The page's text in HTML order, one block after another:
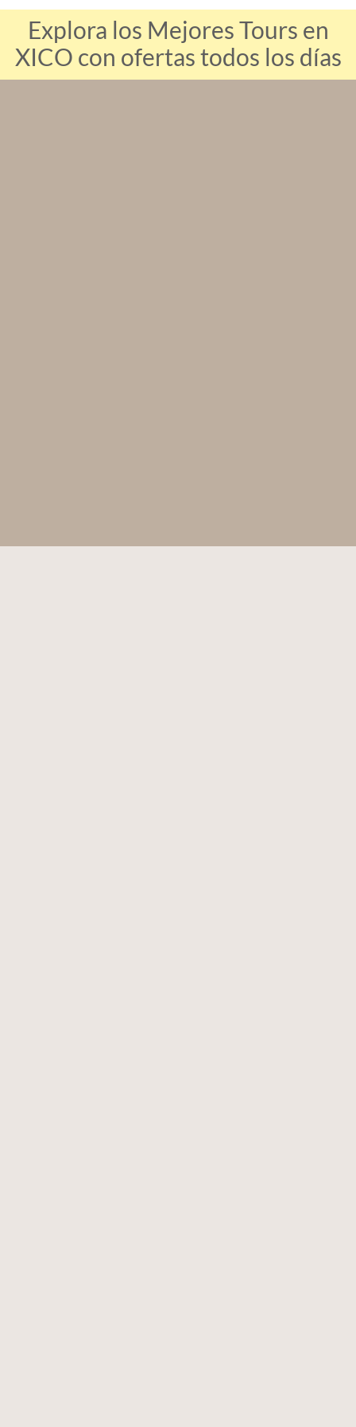
Explora los Mejores Tours en
XICO con ofertas todos los días